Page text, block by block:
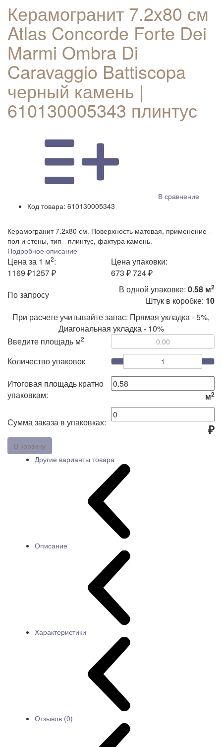
Керамогранит 7.2x80 см
Atlas Concorde Forte Dei
Marmi Ombra Di
Caravaggio Battiscopa
черный камень |
610130005343 плинтус
В сравнение
Код товара: 610130005343
Керамогранит 7.2x80 см. Поверхность матовая, применение -
пол и стены, тип - плинтус, фактура камень.
Подробное описание
Цена за 1 м2:
1169 ₽1257 ₽
Цена упаковки:
673 ₽724 ₽
По запросу
В одной упаковке: 0.58 м2
Штук в коробке: 10
При расчете учитывайте запас: Прямая укладка - 5%,
Диагональная укладка - 10%
Введите площадь м2
Количество упаковок
Итоговая площадь кратно
упаковкам:
м2
Сумма заказа в упаковках: ₽
В корзину
Другие варианты товара
Описание
Характеристики
Отзывов (0)